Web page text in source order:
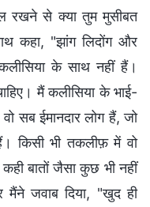
रखने से क्या तुम मुसीबत
कहा, "झांग लिदोंग और
के साथ नहीं हैं।
मैं कलीसिया के भाई-
सब ईमानदार लोग हैं, जो
किसी भी तकलीफ़ में वो
बातों जैसा कुछ भी नहीं
जवाब दिया, "खुद ही